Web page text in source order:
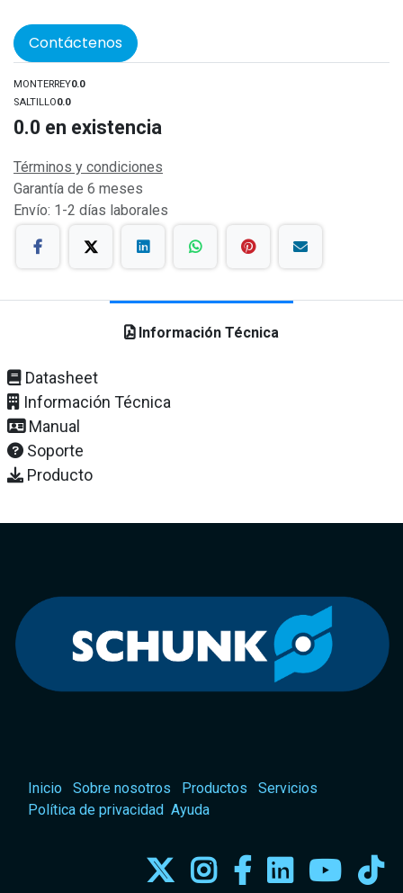
Contáctenos
MONTERREY0.0
SALTILLO0.0
0.0 en existencia
Términos y condiciones
Garantía de 6 meses
Envío: 1-2 días laborales
Información Técnica
Datasheet
Información Técnica
Manual
Soporte
Producto
Inicio Sobre nosotros Productos
Servicios
Política de privacidad Ayuda